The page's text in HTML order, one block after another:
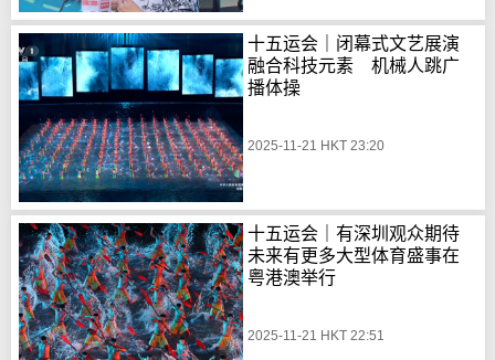
十五运会｜闭幕式文艺展演
融合科技元素 机械人跳广
播体操
2025-11-21 HKT 23:20
十五运会｜有深圳观众期待
未来有更多大型体育盛事在
粤港澳举行
2025-11-21 HKT 22:51